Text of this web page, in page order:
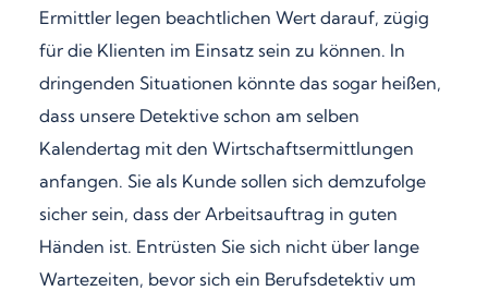
Ermittler legen beachtlichen Wert darauf, zügig
für die Klienten im Einsatz sein zu können. In
dringenden Situationen könnte das sogar heißen,
dass unsere Detektive schon am selben
Kalendertag mit den Wirtschaftsermittlungen
anfangen. Sie als Kunde sollen sich demzufolge
sicher sein, dass der Arbeitsauftrag in guten
Händen ist. Entrüsten Sie sich nicht über lange
Wartezeiten, bevor sich ein Berufsdetektiv um